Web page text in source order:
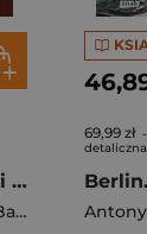
Zlikwidować! Agenci Gestapo i NKWD w szeregach polskiego podziemia
Szyprowski
69,99 zł
detaliczna